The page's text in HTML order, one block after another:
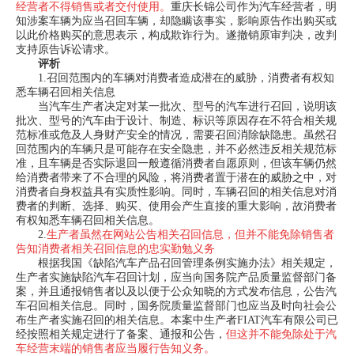
经营者不得销售或者交付使用。 重庆长锦公司作为汽车经营者，明
知涉案车辆为应当召回车辆，却隐瞒该事实，影响原告作出购买或
以此价格购买的意思表示，构成欺诈行为。遂撤销原审判决，改判
支持原告诉讼请求。
评析
1.召回范围内的车辆对消费者造成潜在的威胁，消费者有权知
悉车辆召回相关信息
当汽车生产者决定对某一批次、型号的汽车进行召回，说明该
批次、型号的汽车由于设计、制造、标识等原因存在不符合相关规
范标准或危及人身财产安全的情况，需要召回消除缺隐患。虽然召
回范围内的车辆只是可能存在安全隐患，并不必然违反相关规范标
准，且车辆是否实际退回一般遵循消费者自愿原则，但该车辆仍然
给消费者带来了不合理的风险，将消费者置于潜在的威胁之中，对
消费者自身权益具有实质性影响。同时，车辆召回的相关信息对消
费者的判断、选择、购买、使用会产生直接的重大影响，故消费者
有权知悉车辆召回相关信息。
2.生产者虽然在网站公告相关召回信息，但并不能免除销售者
告知消费者相关召回信息的忠实勤勉义务
根据我国《缺陷汽车产品召回管理条例实施办法》相关规定，
生产者实施缺陷汽车召回计划，应当向国务院产品质量监督部门备
案，并且通报销售者以及以便于公众知晓的方式发布信息，公告汽
车召回相关信息。同时，国务院质量监督部门也应当及时向社会公
布生产者实施召回的相关信息。本案中生产者FIAT汽车有限公司已
经按照相关规定进行了备案、通报和公告， 但这并不能免除处于汽
车经营末端的销售者应当履行告知义务。